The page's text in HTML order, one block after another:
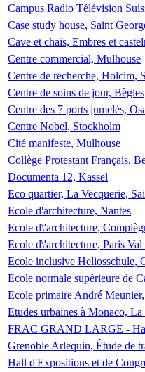
Campus Radio Télévision
Case study house, Saint
Cave et chais, Embres et
Centre commercial, Mulhouse
Centre de recherche, Holcim,
Centre de soins de jour, Bègles
Centre des 7 ports jumelés,
Centre Nobel, Stockholm
Cité manifeste, Mulhouse
Collège Protestant Français,
Documenta 12, Kassel
Eco quartier, La Vecquerie,
Ecole d'architecture, Nantes
Ecole d\'architecture,
Ecole d\'architecture, Paris Val
Ecole inclusive Heliosschule,
Ecole normale supérieure de
Ecole primaire André
Etudes urbaines à Monaco,
FRAC GRAND LARGE -
Grenoble Arlequin, Étude de
Hall d'Expositions et de